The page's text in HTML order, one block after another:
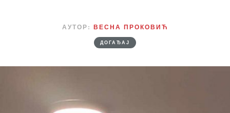
АУТОР: ВЕСНА ПРОКОВИЋ
ДОГАЂАЈ